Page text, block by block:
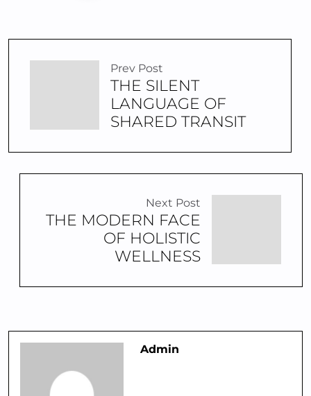
Prev Post
THE SILENT
LANGUAGE OF
SHARED TRANSIT
Next Post
THE MODERN FACE
OF HOLISTIC
WELLNESS
Admin